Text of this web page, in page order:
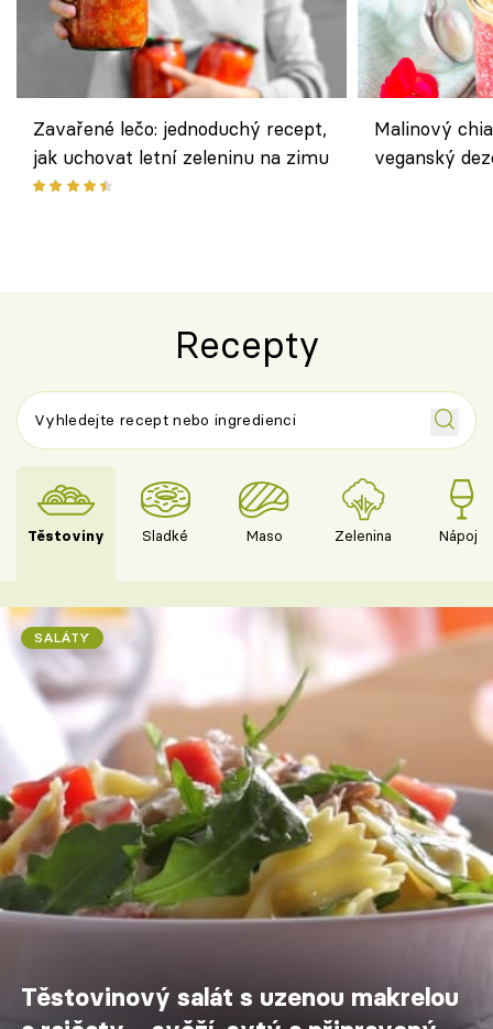
Zavařené lečo: jednoduchý recept,
jak uchovat letní zeleninu na zimu
Malinový
veganský
Recepty
Těstoviny Sladké Maso Zelenina Nápoje
SALÁTY
Těstovinový salát s uzenou makrelou